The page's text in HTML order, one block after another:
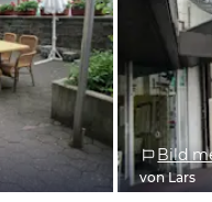
Bild
von Lars